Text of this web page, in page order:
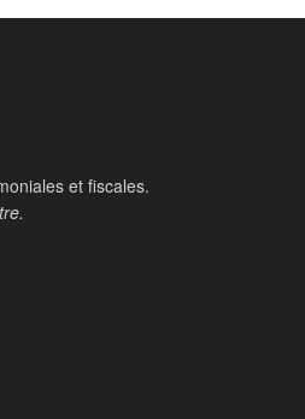
et fiscales.